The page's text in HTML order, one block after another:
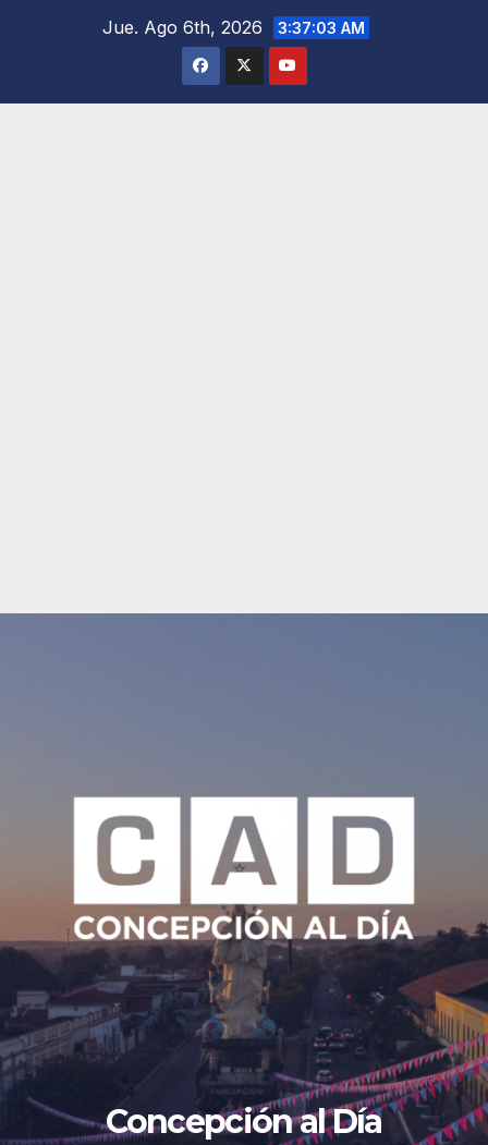
Jue. Ago 6th, 2026 3:37:04 AM
Concepción al Día